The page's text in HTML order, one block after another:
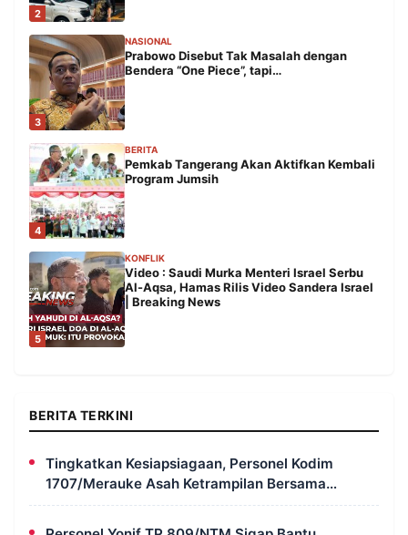
2
3
NASIONAL
Prabowo Disebut Tak Masalah dengan
Bendera “One Piece”, tapi…
4
BERITA
Pemkab Tangerang Akan Aktifkan Kembali
Program Jumsih
5
KONFLIK
Video : Saudi Murka Menteri Israel Serbu
Al-Aqsa, Hamas Rilis Video Sandera Israel
| Breaking News
BERITA TERKINI
Tingkatkan Kesiapsiagaan, Personel Kodim
1707/Merauke Asah Ketrampilan Bersama
Petugas Damkar